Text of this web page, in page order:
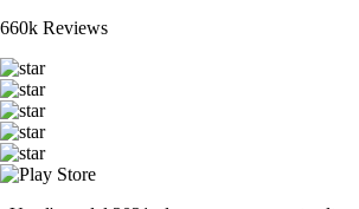
660k Reviews